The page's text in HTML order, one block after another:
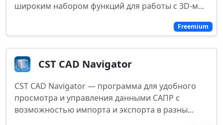
Freemium
широким набором функций для работы с 3D-м...
CST CAD Navigator
CST CAD Navigator — программа для удобного
просмотра и управления данными САПР с
возможностью импорта и экспорта в разны...